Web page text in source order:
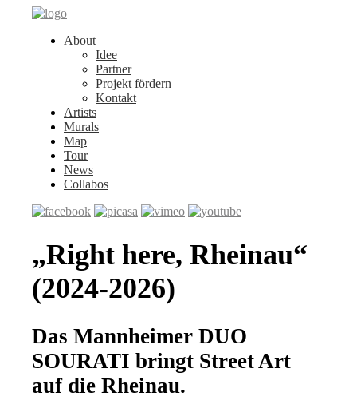
About
Idee
Partner
Projekt fördern
Kontakt
Artists
Murals
Map
Tour
News
Collabos
„Right here, Rheinau“
(2024-2026)
Das Mannheimer DUO
SOURATI bringt Street Art
auf die Rheinau.